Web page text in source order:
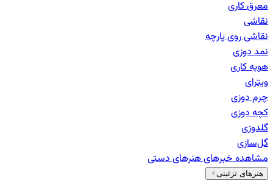
معرق کاری
نقاشی
نقاشی روی پارچه
نمد دوزی
هویه کاری
ویترای
چرم دوزی
کچه دوزی
گلدوزی
گل‌سازی
مشاهده خبرهایهنرهای دستی
هنرهای تزئینی